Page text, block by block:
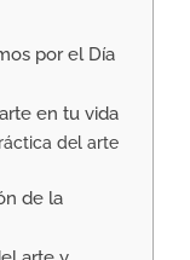
por el Día
en tu vida
del arte
de la